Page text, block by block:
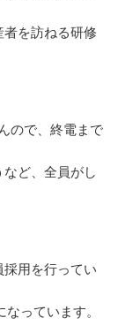
者を訪ねる研修
ので、終電まで
ど、全員がし
採用を行ってい
っています。